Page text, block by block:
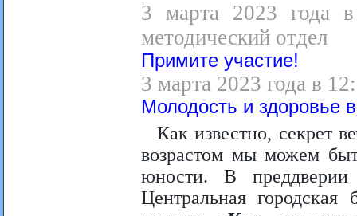
3 марта 2023 года в
методический отдел
Примите участие!
3 марта 2023 года в
Молодость и здоровье
Как известно, секрет
возрастом мы можем
юности. В
Центральная